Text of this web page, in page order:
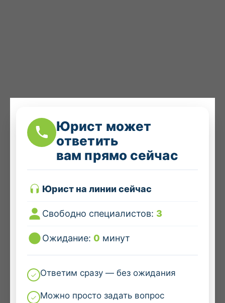
Юрист может
ответить
вам прямо сейчас
Юрист на линии сейчас
Свободно специалистов: 3
Ожидание: 0 минут
Ответим сразу — без ожидания
Можно просто задать вопрос